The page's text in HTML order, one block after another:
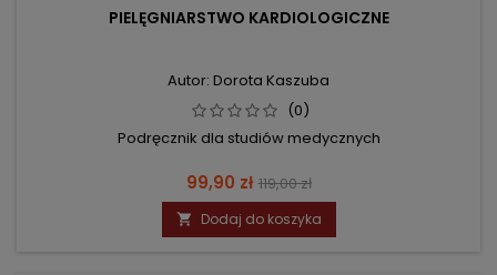
PIELĘGNIARSTWO KARDIOLOGICZNE
Autor: Dorota Kaszuba
(0)
Podręcznik dla studiów medycznych
Cena
99,90 zł Cena
podstawowa
119,00 zł
 Dodaj do koszyka